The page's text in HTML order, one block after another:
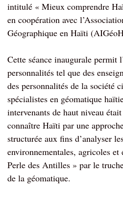
intitulé « Mieux comprendre
en coopération avec
Géographique en Haïti
Cette séance inaugurale permit
personnalités tel que des
des personnalités de la société
spécialistes en géomatique
intervenants de haut niveau
connaître Haïti par une
structurée aux fins d’analyser
environnementales, agricoles
Perle des Antilles » par le
de la géomatique.